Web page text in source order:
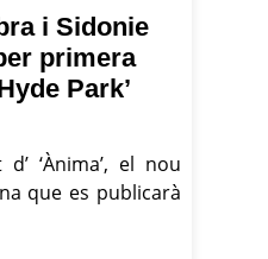
i Sidonie
primera
Park’
‘Ànima’, el nou
que es publicarà